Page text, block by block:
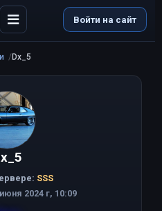
Войти на сайт
Dx_5
SSS
2024 г, 10:09